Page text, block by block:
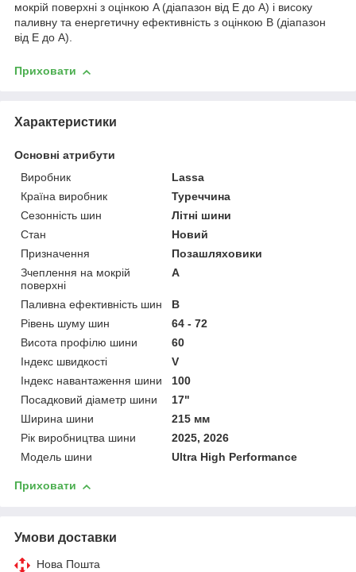
мокрій поверхні з оцінкою A (діапазон від E до A) і високу
паливну та енергетичну ефективність з оцінкою B (діапазон
від E до A).
Приховати
Характеристики
Основні атрибути
Виробник
Lassa
Країна виробник
Туреччина
Сезонність шин
Літні шини
Стан
Новий
Призначення
Позашляховики
Зчеплення на мокрій
поверхні
A
Паливна ефективність шин
B
Рівень шуму шин
64 - 72
Висота профілю шини
60
Індекс швидкості
V
Індекс навантаження шини
100
Посадковий діаметр шини
17"
Ширина шини
215 мм
Рік виробництва шини
2025, 2026
Модель шини
Ultra High Performance
Приховати
Умови доставки
Нова Пошта